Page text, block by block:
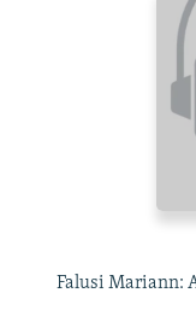
Falusi Mariann: